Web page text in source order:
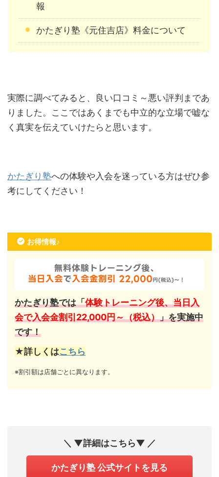
報
かたぎり塾《元住吉店》料金について
実際に調べてみると、良い口コミ～悪い評判まであ
りました。ここではあくまでも中立的な立場で嘘な
く真実を伝えていけたらと思います。
かたぎり塾への体験や入会を迷っている方はぜひ参
考にしてください！
お得情報♪
かたぎり塾では「体験トレーニング後、当日入
会で入会金割引22,000円～（税込）」を実施中
です！
★詳しくはこちら
※割引額は店舗ごとに異なります。
＼ ▼詳細はこちら▼ ／
かたぎり塾 公式サイトを見る